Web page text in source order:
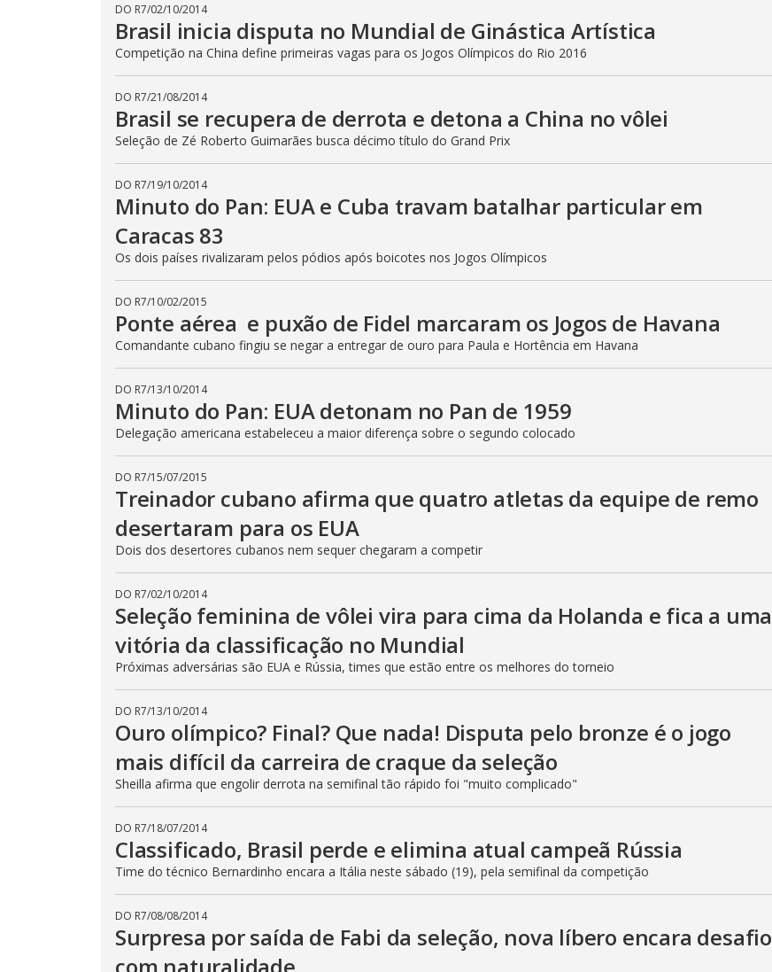
DO R7/02/10/2014
Brasil inicia disputa no Mundial de Ginástica Artística
Competição na China define primeiras vagas para os Jogos Olímpicos do Rio 2016
DO R7/21/08/2014
Brasil se recupera de derrota e detona a China no vôlei
Seleção de Zé Roberto Guimarães busca décimo título do Grand Prix
DO R7/19/10/2014
Minuto do Pan: EUA e Cuba travam batalhar particular em
Caracas 83
Os dois países rivalizaram pelos pódios após boicotes nos Jogos Olímpicos
DO R7/10/02/2015
Ponte aérea e puxão de Fidel marcaram os Jogos de Havana
Comandante cubano fingiu se negar a entregar de ouro para Paula e Hortência em Havana
DO R7/13/10/2014
Minuto do Pan: EUA detonam no Pan de 1959
Delegação americana estabeleceu a maior diferença sobre o segundo colocado
DO R7/15/07/2015
Treinador cubano afirma que quatro atletas da equipe de remo
desertaram para os EUA
Dois dos desertores cubanos nem sequer chegaram a competir
DO R7/02/10/2014
Seleção feminina de vôlei vira para cima da Holanda e fica a uma
vitória da classificação no Mundial
Próximas adversárias são EUA e Rússia, times que estão entre os melhores do torneio
DO R7/13/10/2014
Ouro olímpico? Final? Que nada! Disputa pelo bronze é o jogo
mais difícil da carreira de craque da seleção
Sheilla afirma que engolir derrota na semifinal tão rápido foi "muito complicado"
DO R7/18/07/2014
Classificado, Brasil perde e elimina atual campeã Rússia
Time do técnico Bernardinho encara a Itália neste sábado (19), pela semifinal da competição
DO R7/08/08/2014
Surpresa por saída de Fabi da seleção, nova líbero encara desafio
com naturalidade